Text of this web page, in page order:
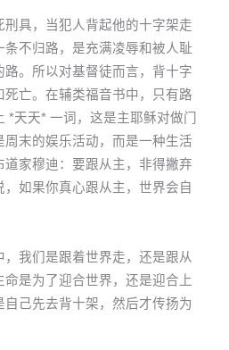
具，当犯人背起他的十字架走
不归路，是充满凌辱和被人耻
。所以对基督徒而言，背十字
亡。在辅类福音书中，只有路
*天天* 一词，这是主耶稣对做门
末的娱乐活动，而是一种生活
家穆迪：要跟从主，非得撇弃
如果你真心跟从主，世界会自
我们是跟着世界走，还是跟从
是为了迎合世界，还是迎合上
己先去背十架，然后才传扬为